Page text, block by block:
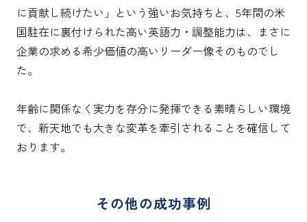
に貢献し続けたい」という強いお気持ちと、5年間の米
国駐在に裏付けられた高い英語力・調整能力は、まさに
企業の求める希少価値の高いリーダー像そのものでし
た。
年齢に関係なく実力を存分に発揮できる素晴らしい環境
で、新天地でも大きな変革を牽引されることを確信して
おります。
その他の成功事例